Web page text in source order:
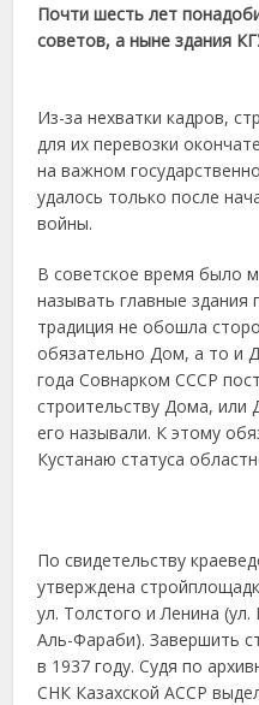
Почти шесть лет
советов, а ныне здания
Из-за нехватки кад­ров,
для их перевозки
на важном
удалось только после
войны.
В советское время было
называть главные здания
традиция не обошла
обязательно Дом, а то и
года Сов­нарком СССР
строительству Дома, или
его называли. К этому
Кустанаю статуса
По свидетельству
утверждена
ул. Толстого и Ленина
Аль-Фараби). Завершить
в 1937 году. Судя по
СНК Казахской АССР